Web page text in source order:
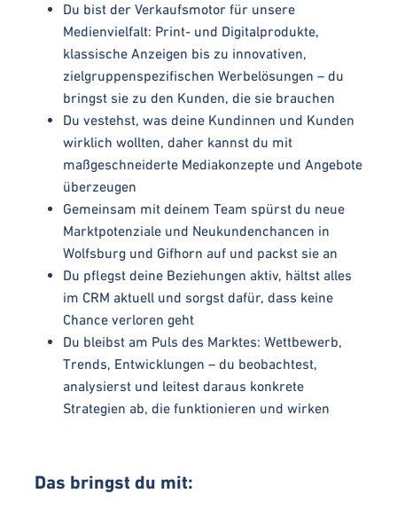
Du bist der Verkaufsmotor für unsere
Medienvielfalt: Print- und Digitalprodukte,
klassische Anzeigen bis zu innovativen,
zielgruppenspezifischen Werbelösungen – du
bringst sie zu den Kunden, die sie brauchen
Du vestehst, was deine Kundinnen und Kunden
wirklich wollten, daher kannst du mit
maßgeschneiderte Mediakonzepte und Angebote
überzeugen
Gemeinsam mit deinem Team spürst du neue
Marktpotenziale und Neukundenchancen in
Wolfsburg und Gifhorn auf und packst sie an
Du pflegst deine Beziehungen aktiv, hältst alles
im CRM aktuell und sorgst dafür, dass keine
Chance verloren geht
Du bleibst am Puls des Marktes: Wettbewerb,
Trends, Entwicklungen – du beobachtest,
analysierst und leitest daraus konkrete
Strategien ab, die funktionieren und wirken
Das bringst du mit: